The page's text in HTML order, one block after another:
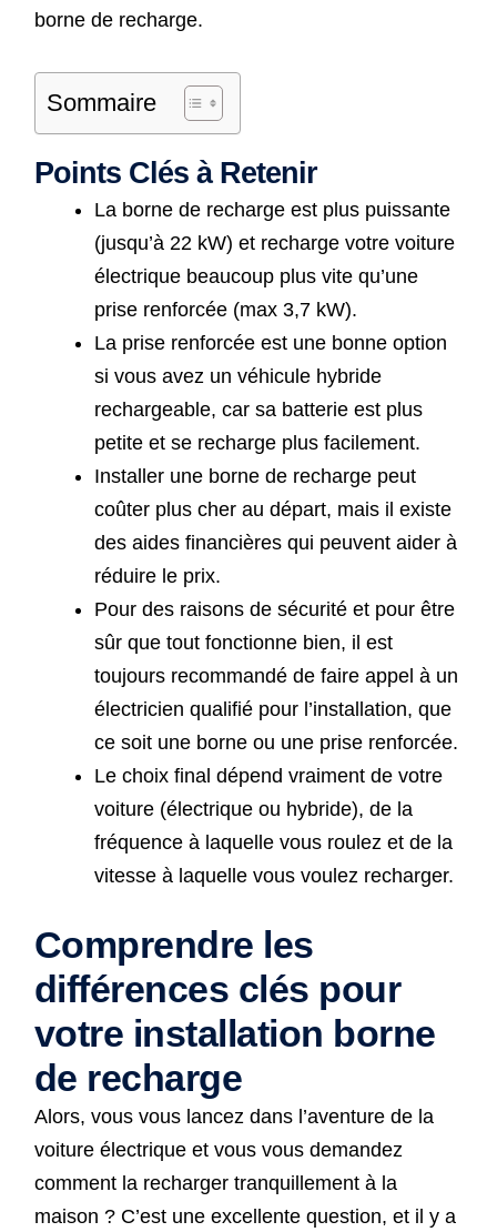
borne de recharge.
Sommaire
Points Clés à Retenir
La borne de recharge est plus puissante
(jusqu’à 22 kW) et recharge votre voiture
électrique beaucoup plus vite qu’une
prise renforcée (max 3,7 kW).
La prise renforcée est une bonne option
si vous avez un véhicule hybride
rechargeable, car sa batterie est plus
petite et se recharge plus facilement.
Installer une borne de recharge peut
coûter plus cher au départ, mais il existe
des aides financières qui peuvent aider à
réduire le prix.
Pour des raisons de sécurité et pour être
sûr que tout fonctionne bien, il est
toujours recommandé de faire appel à un
électricien qualifié pour l’installation, que
ce soit une borne ou une prise renforcée.
Le choix final dépend vraiment de votre
voiture (électrique ou hybride), de la
fréquence à laquelle vous roulez et de la
vitesse à laquelle vous voulez recharger.
Comprendre les
différences clés pour
votre installation borne
de recharge
Alors, vous vous lancez dans l’aventure de la
voiture électrique et vous vous demandez
comment la recharger tranquillement à la
maison ? C’est une excellente question, et il y a